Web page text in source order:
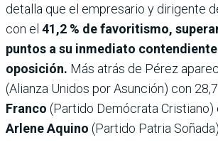
detalla que el empresario y dirigente
con el 41,2 % de favoritismo,
puntos a su inmediato
oposición. Más atrás de Pérez
(Alianza Unidos por Asunción) con 28,7
Franco (Partido Demócrata Cristiano)
Arlene Aquino (Partido Patria